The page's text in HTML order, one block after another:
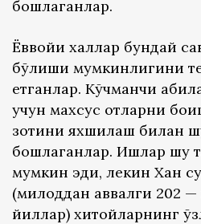
бошлаганлар.
Ёввойи халқлар бундай
бўлиши мумкинлигини
етганлар. Кўчманчи
учун махсус отларни
зотини яхшилаш билан
бошлаганлар. Ишлар шу
мумкин эди, лекин Хан
(милоддан аввалги 202
йиллар) хитойларнинг